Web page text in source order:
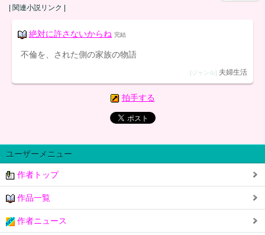
| 関連小説リンク |
絶対に許さないからね 完結
不倫を、された側の家族の物語
[ジャンル] 夫婦生活
拍手する
ユーザーメニュー
作者トップ
作品一覧
作者ニュース